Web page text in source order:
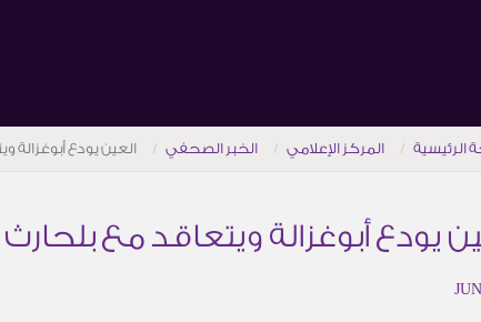
الرئيسية المركز الإعلامي الخبر الصحفي العين يودع أبوغزالة
يودع أبوغزالة ويتعاقد مع